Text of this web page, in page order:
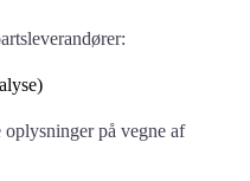
på vegne af